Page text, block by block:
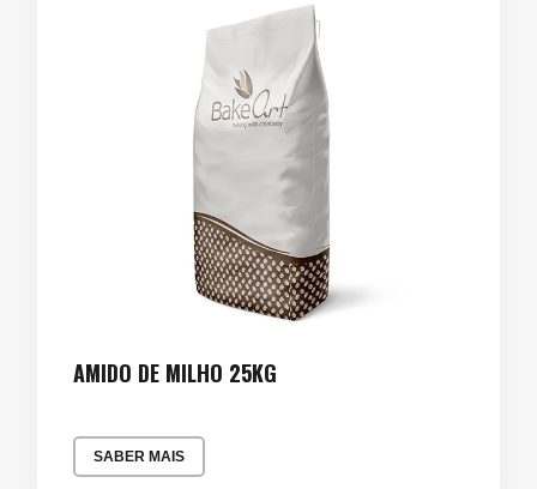
AMIDO DE MILHO 25KG
SABER MAIS